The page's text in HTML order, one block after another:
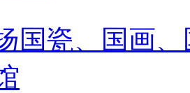
国瓷、国画